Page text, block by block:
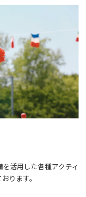
活用した各種アクティ
ります。